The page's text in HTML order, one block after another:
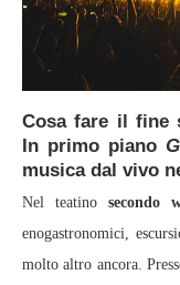
Cosa fare il fine
In primo piano
musica dal vivo
Nel teatino secondo
enogastronomici,
molto altro ancora.